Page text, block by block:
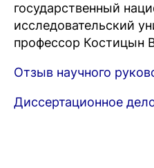
государственный
исследовательский
профессор Костицын
Отзыв научного
Диссертационное